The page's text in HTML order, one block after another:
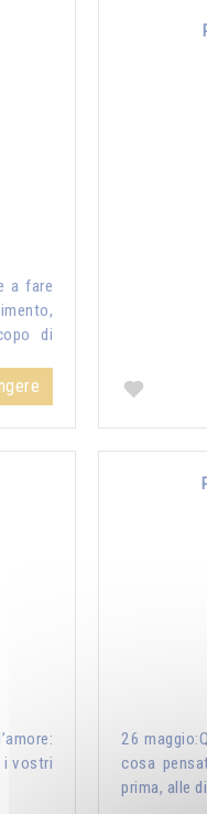
a fare
di
i vostri
26
cosa
prima, alle